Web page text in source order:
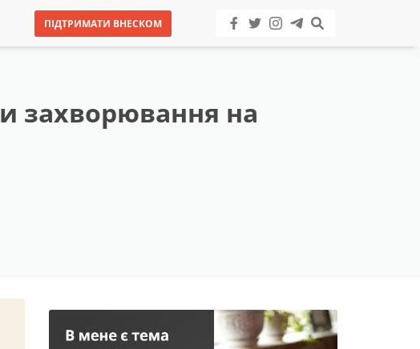
ПІДТРИМАТИ ВНЕСКОМ
захворювання на